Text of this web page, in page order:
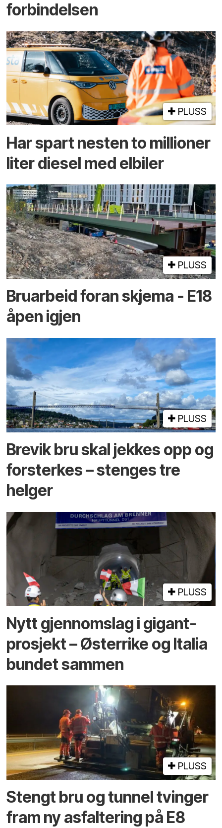
forbindelsen
PLUSS
Har spart nesten to millioner
liter diesel med elbiler
PLUSS
Bruarbeid foran skjema - E18
åpen igjen
PLUSS
Brevik bru skal jekkes opp og
forsterkes – stenges tre
helger
PLUSS
Nytt gjennomslag i gigant­
prosjekt – Østerrike og Italia
bundet sammen
PLUSS
Stengt bru og tunnel tvinger
fram ny asfaltering på E8